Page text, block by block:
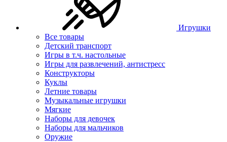
Игрушки
Все товары
Детский транспорт
Игры в т.ч. настольные
Игры для развлечений, антистресс
Конструкторы
Куклы
Летние товары
Музыкальные игрушки
Мягкие
Наборы для девочек
Наборы для мальчиков
Оружие